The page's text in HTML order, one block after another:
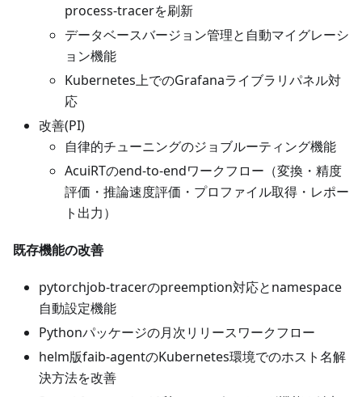
process-tracerを刷新
データベースバージョン管理と自動マイグレーシ
ョン機能
Kubernetes上でのGrafanaライブラリパネル対
応
改善(PI)
自律的チューニングのジョブルーティング機能
AcuiRTのend-to-endワークフロー（変換・精度
評価・推論速度評価・プロファイル取得・レポー
ト出力）
既存機能の改善
pytorchjob-tracerのpreemption対応とnamespace
自動設定機能
Pythonパッケージの月次リリースワークフロー
helm版faib-agentのKubernetes環境でのホスト名解
決方法を改善